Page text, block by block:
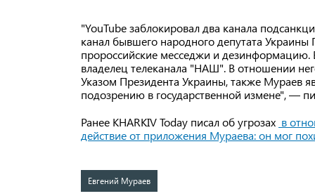
"YouTube заблокировал два канала
канал бывшего народного депутата Украины
пророссийские месседжи и
владелец телеканала "НАШ". В отношении
Указом Президента Украины, также Мураев
подозрению в государственной измене", —
Ранее KHARKIV Today писал об угрозах в
действие от приложения Мураева: он мог
Евгений Мураев